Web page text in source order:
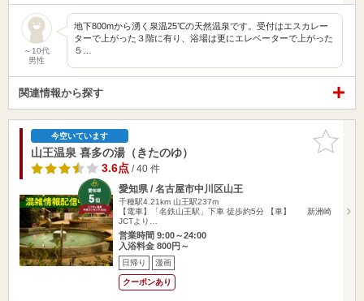
～10代
男性
地下800mから湧く泉温25℃の天然温泉です。受付はエスカレー
ターで上がった３階に有り、浴場は更にエレベーターで上がった
５…
関連情報から探す
お気に入
りに追加
今空いています
山王温泉 喜多の湯（きたのゆ）
3.6点/ 40 件
愛知県 / 名古屋市中川区山王
千種駅4.21km 山王駅237m
【電車】「名鉄山王駅」下車 徒歩約5分 【車】 新洲崎
JCTより…
営業時間 9:00～24:00
入浴料金 800円～
日帰り 漫画
クーポンあり